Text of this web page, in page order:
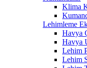
Klima
Lehimleme
Havya
Havya
Lehim
Lehim